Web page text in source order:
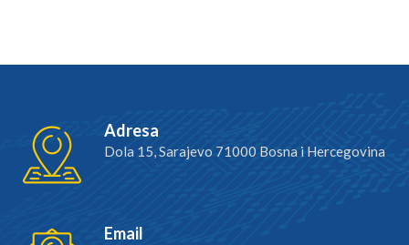
Adresa
Dola 15, Sarajevo 71000 Bosna i Hercegovina
Email